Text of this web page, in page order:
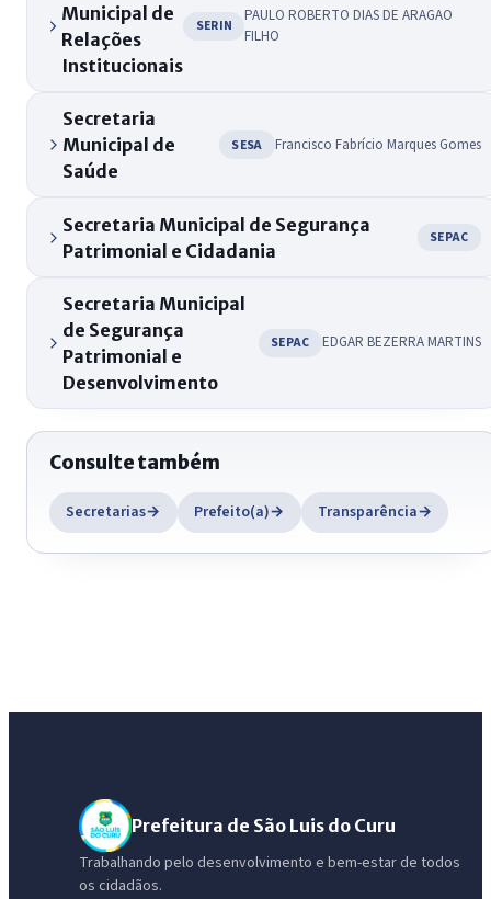
Municipal de
Relações
Institucionais
SERIN
PAULO ROBERTO DIAS DE ARAGAO
FILHO
Secretaria
Municipal de
Saúde
SESA Francisco Fabrício Marques Gomes
Secretaria Municipal de Segurança
Patrimonial e Cidadania
SEPAC
Secretaria Municipal
de Segurança
Patrimonial e
Desenvolvimento
SEPAC EDGAR BEZERRA MARTINS
Consulte também
Secretarias Prefeito(a) Transparência
Prefeitura de São Luis do Curu
Trabalhando pelo desenvolvimento e bem-estar de todos
os cidadãos.